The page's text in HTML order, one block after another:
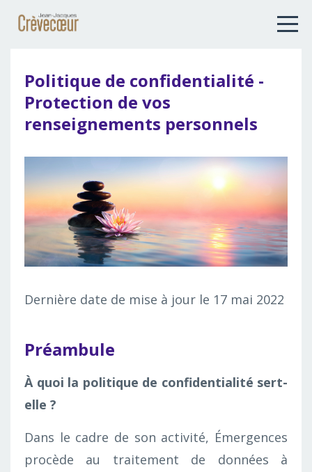
Politique de confidentialité -
Protection de vos
renseignements personnels
Dernière date de mise à jour le 17 mai 2022
Préambule
À quoi la politique de confidentialité sert-
elle ?
Dans le cadre de son activité, Émergences
procède au traitement de données à